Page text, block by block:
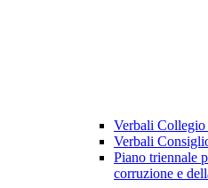
Verbali
Verbali
Piano triennale
corruzione e